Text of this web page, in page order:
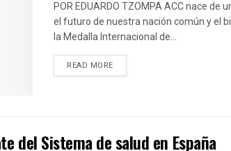
POR EDUARDO TZOMPA ACC nace
el futuro de nuestra nación común y el
la Medalla Internacional de...
READ MOREDETAILS
del Sistema de salud en España